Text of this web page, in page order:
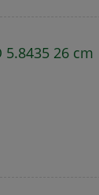
5.8435 26 cm